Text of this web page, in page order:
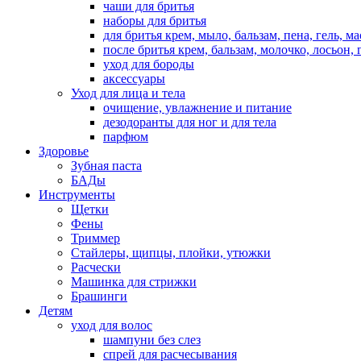
чаши для бритья
наборы для бритья
для бритья крем, мыло, бальзам, пена, гель,
после бритья крем, бальзам, молочко, лосьон,
уход для бороды
аксессуары
Уход для лица и тела
очищение, увлажнение и питание
дезодоранты для ног и для тела
парфюм
Здоровье
Зубная паста
БАДы
Инструменты
Щетки
Фены
Триммер
Стайлеры, щипцы, плойки, утюжки
Расчески
Машинка для стрижки
Брашинги
Детям
уход для волос
шампуни без слез
спрей для расчесывания